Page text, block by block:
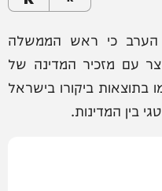
כי ראש הממשלה
עם מזכיר המדינה של
בתוצאות ביקורו בישראל
בין המדינות.